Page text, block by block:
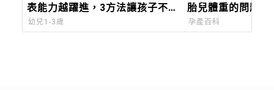
表能力越躍進，3方法讓孩子不
生氣，別在哭鬧時說教
幼兒1-3歲
胎兒體重的問題與
解報你知
孕產百科